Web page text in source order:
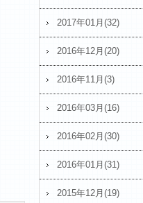
2017年01月(32)
2016年12月(20)
2016年11月(3)
2016年03月(16)
2016年02月(30)
2016年01月(31)
2015年12月(19)